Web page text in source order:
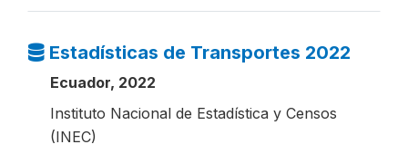
Estadísticas de Transportes 2022
Ecuador, 2022
Instituto Nacional de Estadística y Censos
(INEC)